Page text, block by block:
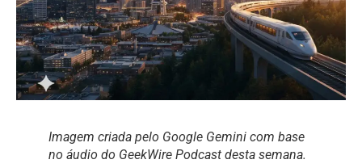
Imagem criada pelo Google Gemini com base
no áudio do GeekWire Podcast desta semana.